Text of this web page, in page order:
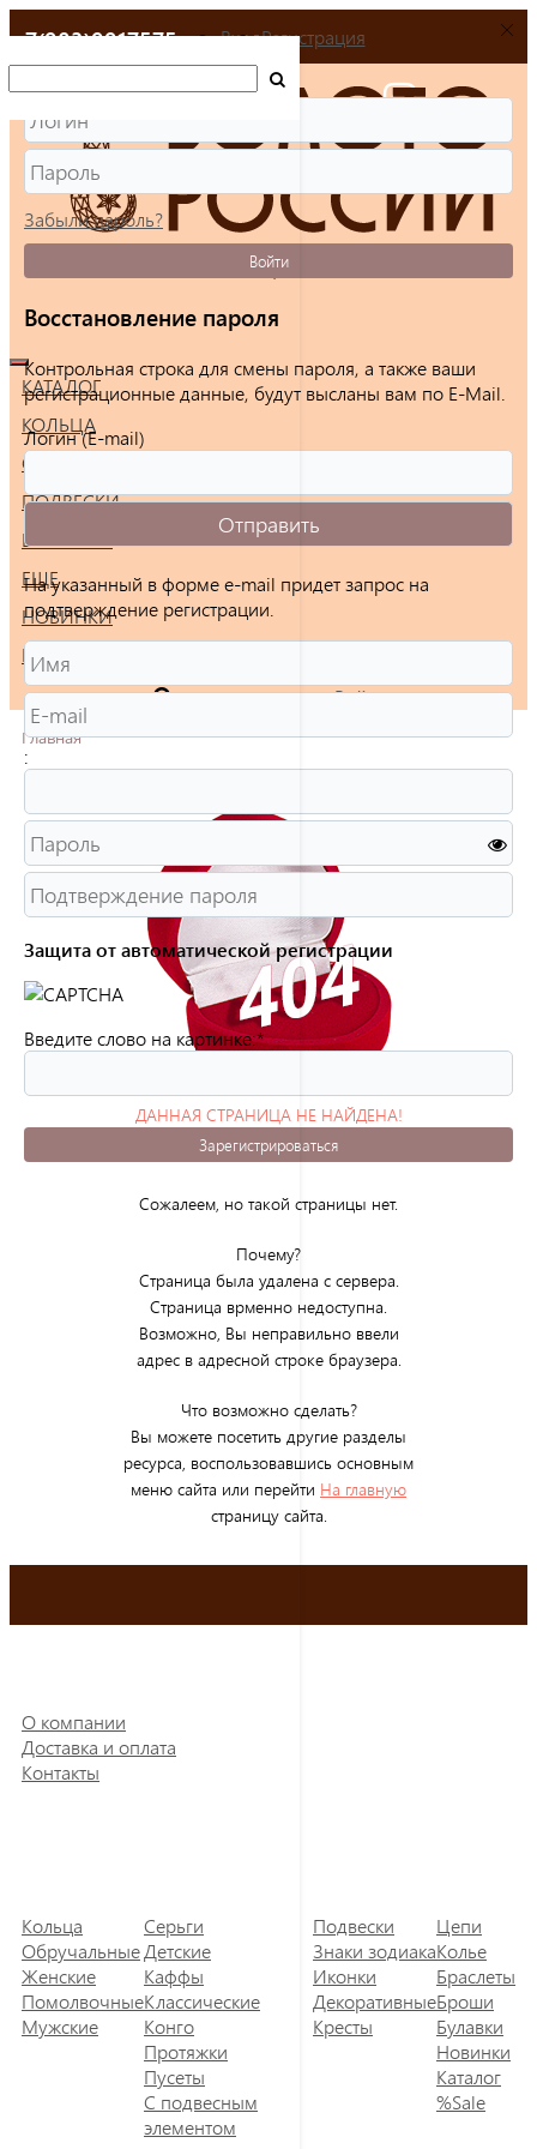
+7(903)9917575
КАТАЛОГ
КОЛЬЦА
СЕРЬГИ
ПОДВЕСКИ
БРАСЛЕТЫ
ЕЩЕ
НОВИНКИ
РАСПРОДАЖА
Войти
Главная
ДАННАЯ СТРАНИЦА НЕ НАЙДЕНА!
(ОШИБКА 404)
Сожалеем, но такой страницы нет.
Почему?
Страница была удалена с сервера.
Страница врменно недоступна.
Возможно, Вы неправильно ввели
адрес в адресной строке браузера.
Что возможно сделать?
Вы можете посетить другие разделы
ресурса, воспользовавшись основным
меню сайта или перейти На главную
страницу сайта.
О компании
Доставка и оплата
Контакты
Кольца
Обручальные
Женские
Помолвочные
Мужские
Серьги
Детские
Каффы
Классические
Конго
Протяжки
Пусеты
С подвесным
элементом
Подвески
Знаки зодиака
Иконки
Декоративные
Кресты
Цепи
Колье
Браслеты
Броши
Булавки
Новинки
Каталог
%Sale
ВходРегистрация
Забыли пароль?
Войти
Восстановление пароля
Контрольная строка для смены пароля, а также ваши
регистрационные данные, будут высланы вам по E-Mail.
Логин (E-mail)
На указанный в форме e-mail придет запрос на
подтверждение регистрации.
:
Защита от автоматической регистрации
Введите слово на картинке:*
Зарегистрироваться